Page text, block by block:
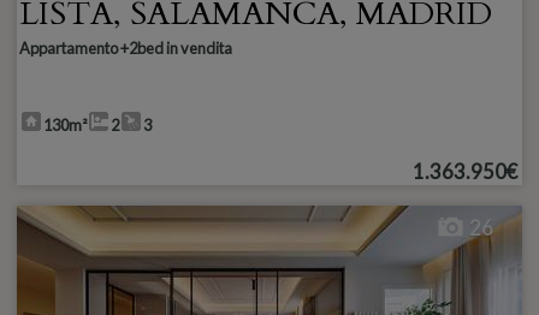
LISTA, SALAMANCA, MADRID
Appartamento +2bed in vendita
130m² 2 3
1.363.950€
26